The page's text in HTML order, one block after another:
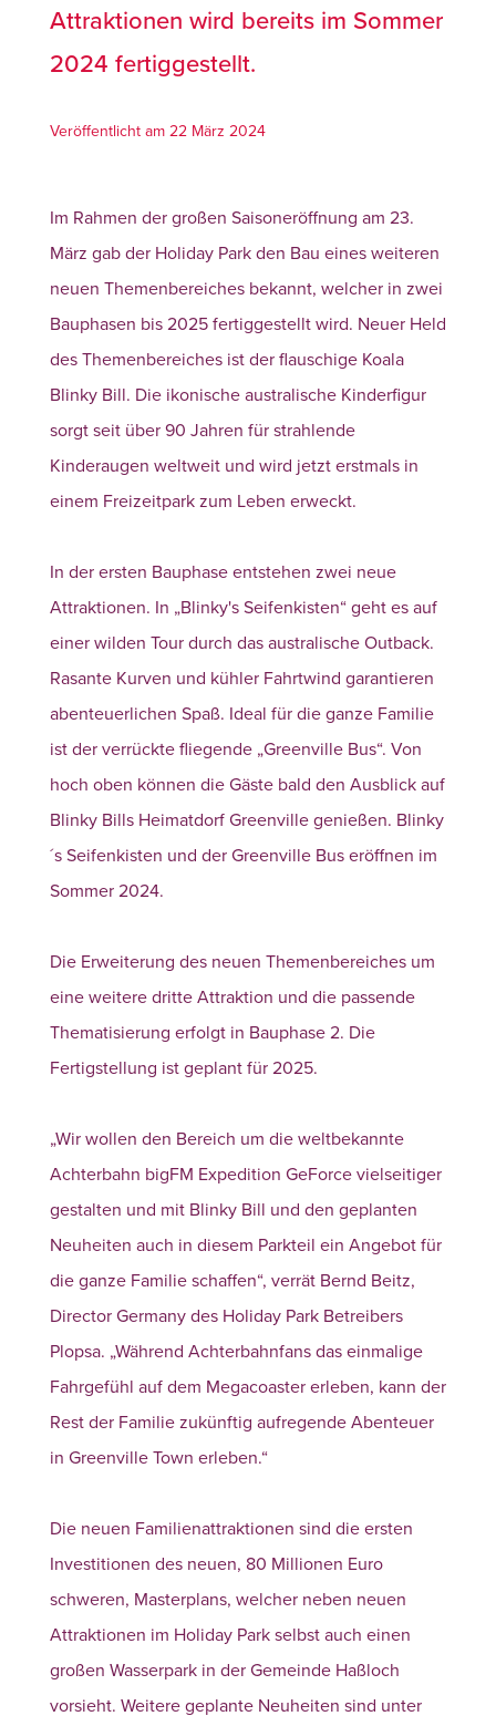
Attraktionen wird bereits im Sommer
2024 fertiggestellt.
Veröffentlicht am 22 März 2024
Im Rahmen der großen Saisoneröffnung am 23.
März gab der Holiday Park den Bau eines weiteren
neuen Themenbereiches bekannt, welcher in zwei
Bauphasen bis 2025 fertiggestellt wird. Neuer Held
des Themenbereiches ist der flauschige Koala
Blinky Bill. Die ikonische australische Kinderfigur
sorgt seit über 90 Jahren für strahlende
Kinderaugen weltweit und wird jetzt erstmals in
einem Freizeitpark zum Leben erweckt.
In der ersten Bauphase entstehen zwei neue
Attraktionen. In „Blinky's Seifenkisten“ geht es auf
einer wilden Tour durch das australische Outback.
Rasante Kurven und kühler Fahrtwind garantieren
abenteuerlichen Spaß. Ideal für die ganze Familie
ist der verrückte fliegende „Greenville Bus“. Von
hoch oben können die Gäste bald den Ausblick auf
Blinky Bills Heimatdorf Greenville genießen. Blinky
´s Seifenkisten und der Greenville Bus eröffnen im
Sommer 2024.
Die Erweiterung des neuen Themenbereiches um
eine weitere dritte Attraktion und die passende
Thematisierung erfolgt in Bauphase 2. Die
Fertigstellung ist geplant für 2025.
„Wir wollen den Bereich um die weltbekannte
Achterbahn bigFM Expedition GeForce vielseitiger
gestalten und mit Blinky Bill und den geplanten
Neuheiten auch in diesem Parkteil ein Angebot für
die ganze Familie schaffen“, verrät Bernd Beitz,
Director Germany des Holiday Park Betreibers
Plopsa. „Während Achterbahnfans das einmalige
Fahrgefühl auf dem Megacoaster erleben, kann der
Rest der Familie zukünftig aufregende Abenteuer
in Greenville Town erleben.“
Die neuen Familienattraktionen sind die ersten
Investitionen des neuen, 80 Millionen Euro
schweren, Masterplans, welcher neben neuen
Attraktionen im Holiday Park selbst auch einen
großen Wasserpark in der Gemeinde Haßloch
vorsieht. Weitere geplante Neuheiten sind unter